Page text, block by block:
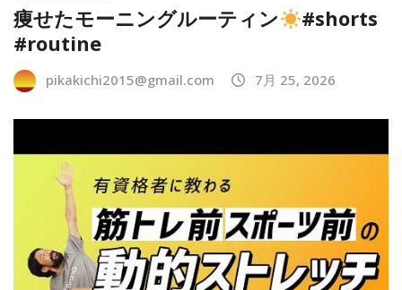
痩せたモーニングルーティン
#shorts
#routine
pikakichi2015@gmail.com 7月 25, 2026